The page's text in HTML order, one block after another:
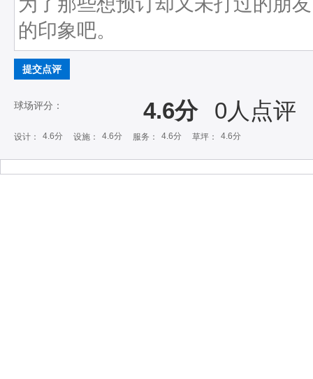
提交点评
球场评分： 4.6分 0人点评
设计： 4.6分 设施： 4.6分 服务： 4.6分 草坪： 4.6分